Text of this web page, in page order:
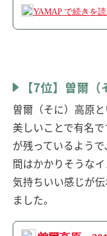
【7位】曽爾
曽爾（そに）高原
美しいことで有名
が残っているよう
間はかかりそうな
気持ちいい感じが
ました。